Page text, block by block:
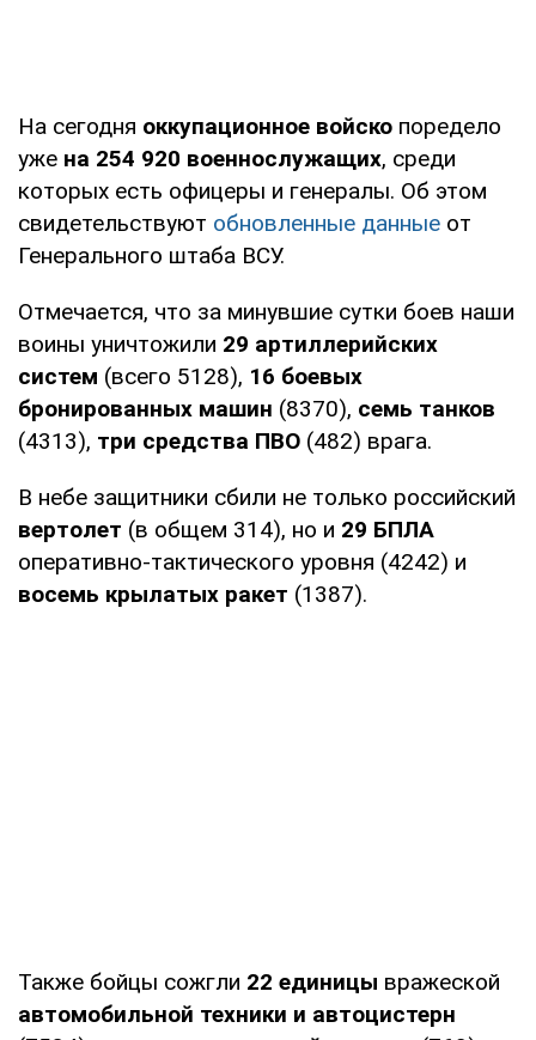
На сегодня оккупационное войско поредело
уже на 254 920 военнослужащих, среди
которых есть офицеры и генералы. Об этом
свидетельствуют обновленные данные от
Генерального штаба ВСУ.
Отмечается, что за минувшие сутки боев наши
воины уничтожили 29 артиллерийских
систем (всего 5128), 16 боевых
бронированных машин (8370), семь танков
(4313), три средства ПВО (482) врага.
В небе защитники сбили не только российский
вертолет (в общем 314), но и 29 БПЛА
оперативно-тактического уровня (4242) и
восемь крылатых ракет (1387).
Также бойцы сожгли 22 единицы вражеской
автомобильной техники и автоцистерн